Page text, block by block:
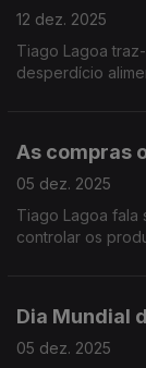
12 dez. 2025
Tiago Lagoa
desperdício
As compras
05 dez. 2025
Tiago Lagoa fala
controlar os
Dia Mundial
05 dez. 2025